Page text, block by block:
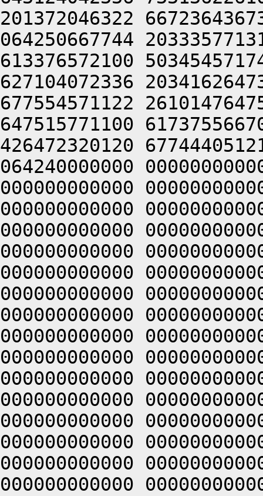
201372046322
064250667744
613376572100
627104072336
677554571122
647515771100
426472320120
064240000000
000000000000
000000000000
000000000000
000000000000
000000000000
000000000000
000000000000
000000000000
000000000000
000000000000
000000000000
000000000000
000000000000
000000000000
000000000000